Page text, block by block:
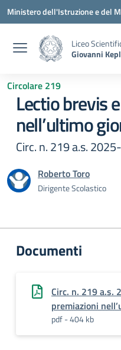
Vai ai contenuti
Vai al menu di navigazione
Vai al footer
Ministero dell'Istruzione e del
Liceo
Giovanni
Circolare 219
Lectio brevis
nell’ultimo
Circ. n. 219 a.s.
Roberto Toro
Dirigente Scolastico
Documenti
Circ. n. 219 a.s.
premiazioni
pdf - 404 kb